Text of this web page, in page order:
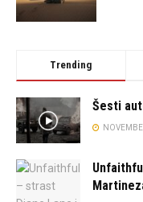
Trending
Šesti